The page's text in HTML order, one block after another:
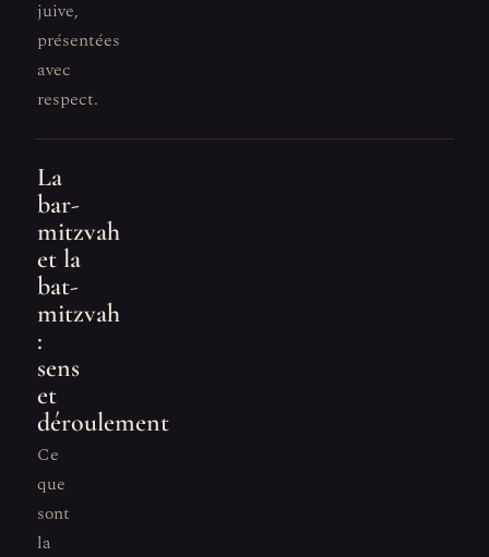
juive,
présentées
avec
respect.
La
bar-
mitzvah
et la
bat-
mitzvah
:
sens
et
déroulement
Ce
que
sont
la